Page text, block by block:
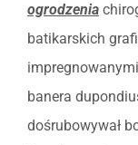
ogrodzenia
batikarskich
banera
dośrubowywał